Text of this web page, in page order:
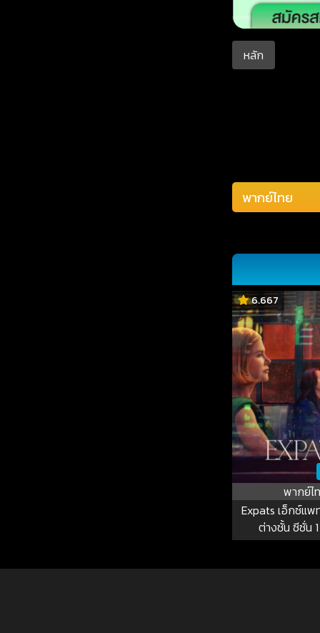
หลัก
6.667
พากย์ไ
Expats เอ็กซ์แ
ต่างชั้น ซีซั่น